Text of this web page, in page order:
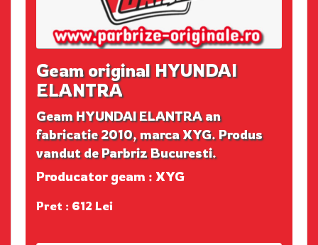
Geam original HYUNDAI
ELANTRA
Geam HYUNDAI ELANTRA an
fabricatie 2010, marca XYG. Produs
vandut de Parbriz Bucuresti.
Producator geam : XYG
Pret : 612 Lei